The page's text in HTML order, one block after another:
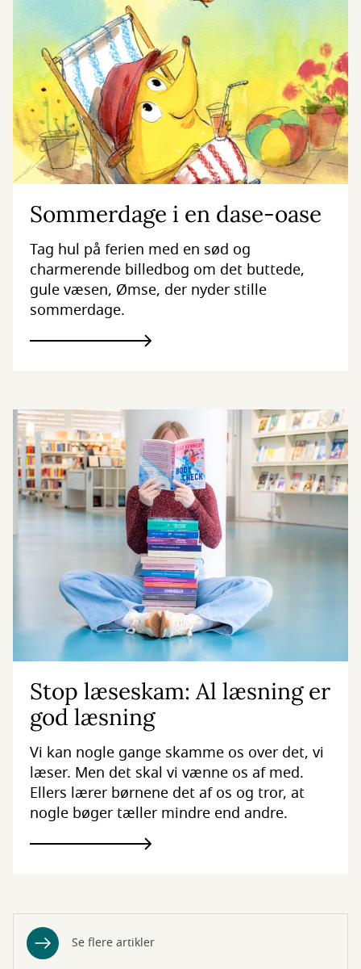
Sommerdage i en dase-oase
Tag hul på ferien med en sød og
charmerende billedbog om det buttede,
gule væsen, Ømse, der nyder stille
sommerdage.
Stop læseskam: Al læsning er
god læsning
Vi kan nogle gange skamme os over det, vi
læser. Men det skal vi vænne os af med.
Ellers lærer børnene det af os og tror, at
nogle bøger tæller mindre end andre.
Se flere artikler